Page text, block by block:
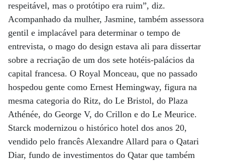
respeitável, mas o protótipo era ruim”, diz.
Acompanhado da mulher, Jasmine, também assessora
gentil e implacável para determinar o tempo de
entrevista, o mago do design estava ali para dissertar
sobre a recriação de um dos sete hotéis-palácios da
capital francesa. O Royal Monceau, que no passado
hospedou gente como Ernest Hemingway, figura na
mesma categoria do Ritz, do Le Bristol, do Plaza
Athénée, do George V, do Crillon e do Le Meurice.
Starck modernizou o histórico hotel dos anos 20,
vendido pelo francês Alexandre Allard para o Qatari
Diar, fundo de investimentos do Qatar que também